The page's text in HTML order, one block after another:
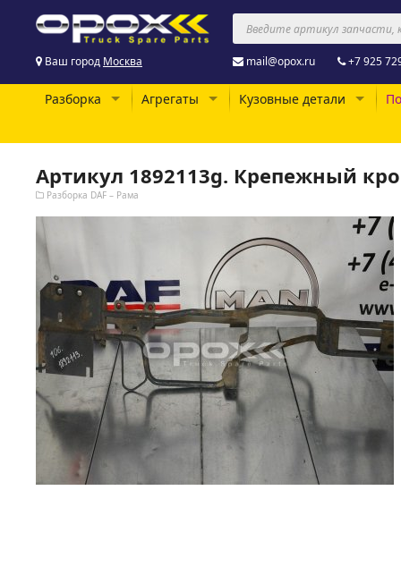
Ваш город Москва mail@opox.ru +7 925
Разборка Агрегаты Кузовные детали
Артикул 1892113g. Крепежный
Разборка DAF – Рама